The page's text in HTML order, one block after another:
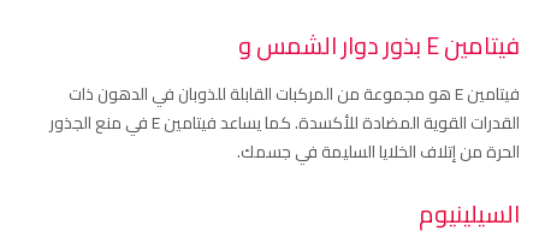
فيتامين E بذور دوار الشمس و
فيتامين E هو مجموعة من المركبات القابلة للذوبان في الدهون ذات
القدرات القوية المضادة للأكسدة. كما يساعد فيتامين E في منع الجذور
الحرة من إتلاف الخلايا السليمة في جسمك.
السيلينيوم